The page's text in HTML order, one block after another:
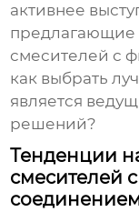
активнее
предлагающие
смесителей с
как выбрать
является
решений?
Тенденции
смесителей